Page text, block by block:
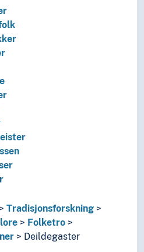
Tradisjonsforskning
Folketro
Deildegaster